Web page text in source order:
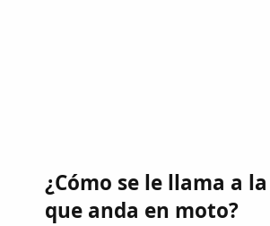
¿Cómo se le llama a
que anda en moto?